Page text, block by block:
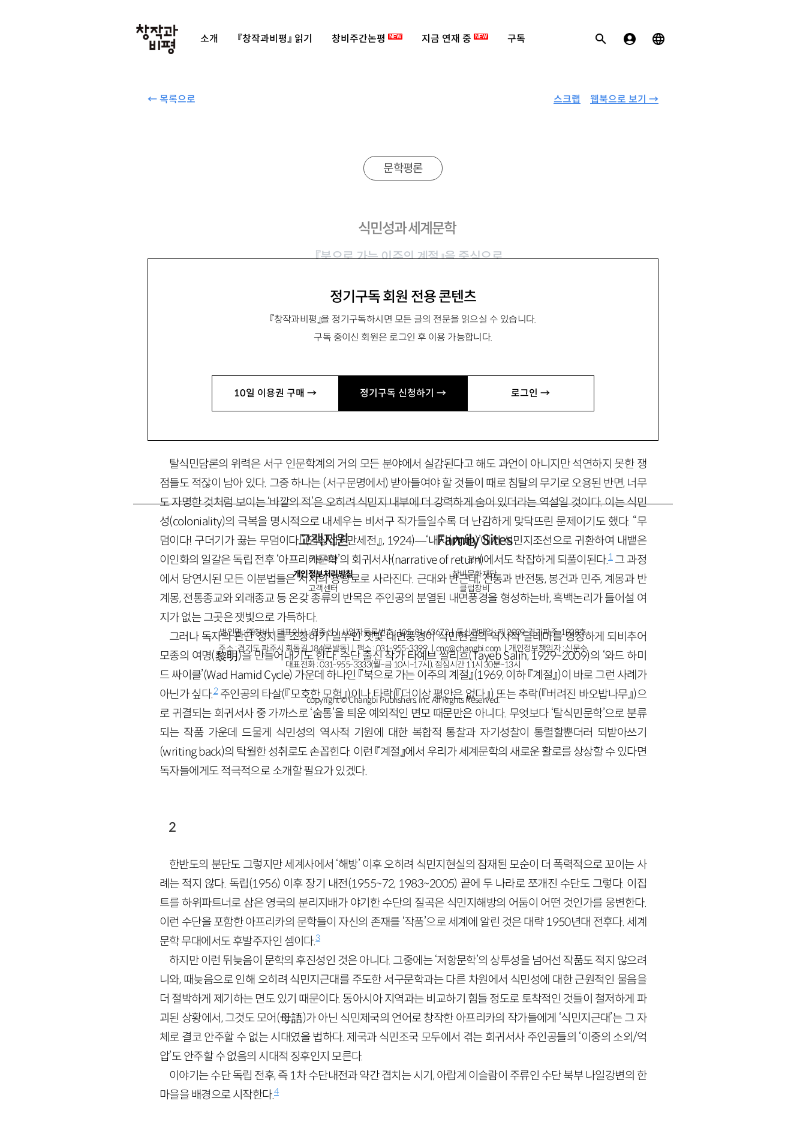
소개 『창작과비평』 읽기 창비주간논평 NEW 지금 연재 중 NEW 구독
← 목록으로 웹북으로 보기 →
스크랩
정기구독 회원 전용 콘텐츠
『창작과비평』을 정기구독하시면 모든 글의 전문을 읽으실 수 있습니다.
구독 중이신 회원은 로그인 후 이용 가능합니다.
10일 이용권 구매 → 정기구독 신청하기 → 로그인 →
문학평론
식민성과 세계문학
『북으로 가는 이주의 계절』을 중심으로
탈식민담론의 위력은 서구 인문학계의 거의 모든 분야에서 실감된다고 해도 과언이 아니지만 석연하지 못한 쟁
점들도 적잖이 남아 있다. 그중 하나는 (서구문명에서) 받아들여야 할 것들이 때로 침탈의 무기로 오용된 반면, 너무
도 자명한 것처럼 보이는 ‘바깥의 적’은 오히려 식민지 내부에 더 강력하게 숨어 있더라는 역설일 것이다. 이는 식민
성(coloniality)의 극복을 명시적으로 내세우는 비서구 작가들일수록 더 난감하게 맞닥뜨린 문제이기도 했다. “무
덤이다! 구더기가 끓는 무덤이다!”(염상섭 『만세전』, 1924)—‘내지(內地)’에서 식민지조선으로 귀환하여 내뱉은
이인화의 일갈은 독립 전후 ‘아프리카문학’의 회귀서사(narrativeofreturn)에서도 착잡하게 되풀이된다.1그 과정
에서 당연시된 모든 이분법들은 서사의 용광로로 사라진다. 근대와 반근대, 전통과 반전통, 봉건과 민주, 계몽과 반
계몽, 전통종교와 외래종교 등 온갖 종류의 반목은 주인공의 분열된 내면풍경을 형성하는바, 흑백논리가 들어설 여
지가 없는 그곳은 잿빛으로 가득하다.
그러나 독자의 판단 정지를 조장하기 일쑤인 잿빛 내면풍경이 식민현실의 역사적 딜레마를 명징하게 되비추어
모종의 여명(黎明)을 만들어내기도 한다. 수단 출신 작가 타예브 쌀리흐(Tayeb Salih,1929~2009)의 ‘와드 하미
드 싸이클’(Wad Hamid Cycle) 가운데 하나인 『북으로 가는 이주의 계절』(1969, 이하 『계절』)이 바로 그런 사례가
아닌가 싶다.2주인공의 타살(『모호한 모험』)이나 타락(『더이상 평안은 없다』) 또는 추락(『버려진 바오밥나무』)으
로 귀결되는 회귀서사 중 가까스로 ‘숨통’을 틔운 예외적인 면모 때문만은 아니다. 무엇보다 ‘탈식민문학’으로 분류
되는 작품 가운데 드물게 식민성의 역사적 기원에 대한 복합적 통찰과 자기성찰이 통렬할뿐더러 되받아쓰기
(writing back)의 탁월한 성취로도 손꼽힌다. 이런 『계절』에서 우리가 세계문학의 새로운 활로를 상상할 수 있다면
독자들에게도 적극적으로 소개할 필요가 있겠다.
2
한반도의 분단도 그렇지만 세계사에서 ‘해방’ 이후 오히려 식민지현실의 잠재된 모순이 더 폭력적으로 꼬이는 사
례는 적지 않다. 독립(1956) 이후 장기 내전(1955~72, 1983~2005) 끝에 두 나라로 쪼개진 수단도 그렇다. 이집
트를 하위파트너로 삼은 영국의 분리지배가 야기한 수단의 질곡은 식민지해방의 어둠이 어떤 것인가를 웅변한다.
이런 수단을 포함한 아프리카의 문학들이 자신의 존재를 ‘작품’으로 세계에 알린 것은 대략 1950년대 전후다. 세계
문학 무대에서도 후발주자인 셈이다.3
하지만 이런 뒤늦음이 문학의 후진성인 것은 아니다. 그중에는 ‘저항문학’의 상투성을 넘어선 작품도 적지 않으려
니와, 때늦음으로 인해 오히려 식민지근대를 주도한 서구문학과는 다른 차원에서 식민성에 대한 근원적인 물음을
더 절박하게 제기하는 면도 있기 때문이다. 동아시아 지역과는 비교하기 힘들 정도로 토착적인 것들이 철저하게 파
괴된 상황에서, 그것도 모어(母語)가 아닌 식민제국의 언어로 창작한 아프리카의 작가들에게 ‘식민지근대’는 그 자
체로 결코 안주할 수 없는 시대였을 법하다. 제국과 식민조국 모두에서 겪는 회귀서사 주인공들의 ‘이중의 소외/억
압’도 안주할 수 없음의 시대적 징후인지 모른다.
이야기는 수단 독립 전후, 즉 1차 수단내전과 약간 겹치는 시기, 아랍계 이슬람이 주류인 수단 북부 나일강변의 한
마을을 배경으로 시작한다.4
고객지원
이용약관
개인정보처리방침
고객센터
Family Sites
창비
창비문화재단
클럽창비
법인명 : ㈜창비ㅣ대표이사 : 염종선ㅣ사업자등록번호 : 105-81-63672ㅣ통신판매업 : 제 2009-경기파주-1928호
주소 : 경기도 파주시 회동길 184(문발동)ㅣ팩스 : 031-955-3399 ㅣcnc@changbi.com ㅣ개인정보책임자 : 신문수
대표전화 : 031-955-3333(월~금 10시~17시), 점심시간 11시 30분~13시
copyright © Changbi Publishers, inc. All Rights Reserved.